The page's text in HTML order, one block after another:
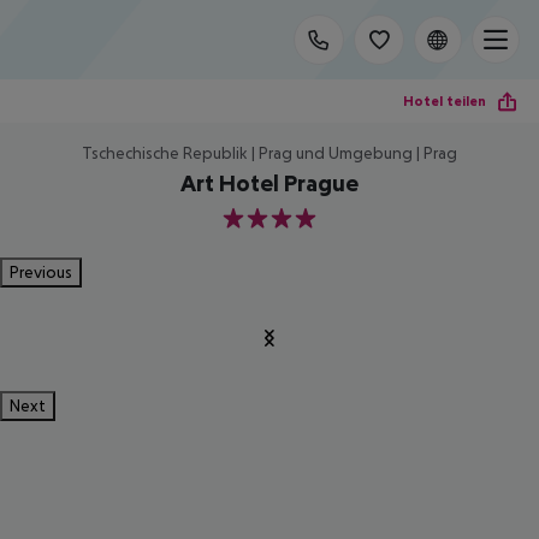
Hotel teilen
Tschechische Republik | Prag und Umgebung | Prag
Art Hotel Prague
4
Previous
Next